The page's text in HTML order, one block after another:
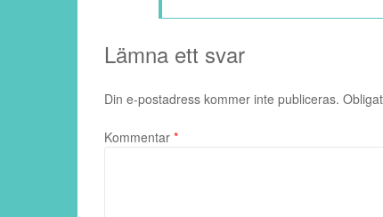
Lämna ett svar
Din e-postadress kommer inte publiceras.
Kommentar *